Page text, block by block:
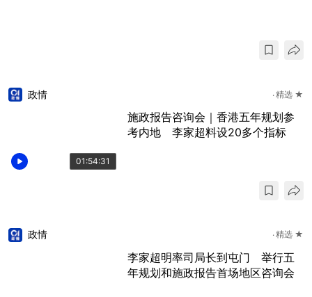
01:54:31
政情 精选 ★
施政报告咨询会｜香港五年规划参
考内地 李家超料设20多个指标
政情 精选 ★
李家超明率司局长到屯门 举行五
年规划和施政报告首场地区咨询会